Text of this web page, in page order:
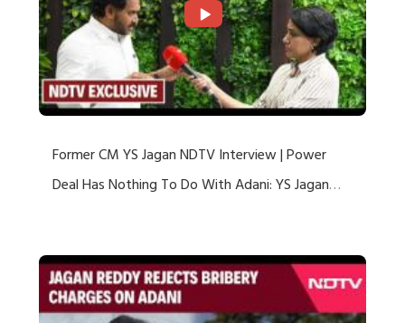
Former CM YS Jagan NDTV Interview | Power
Deal Has Nothing To Do With Adani: YS Jagan